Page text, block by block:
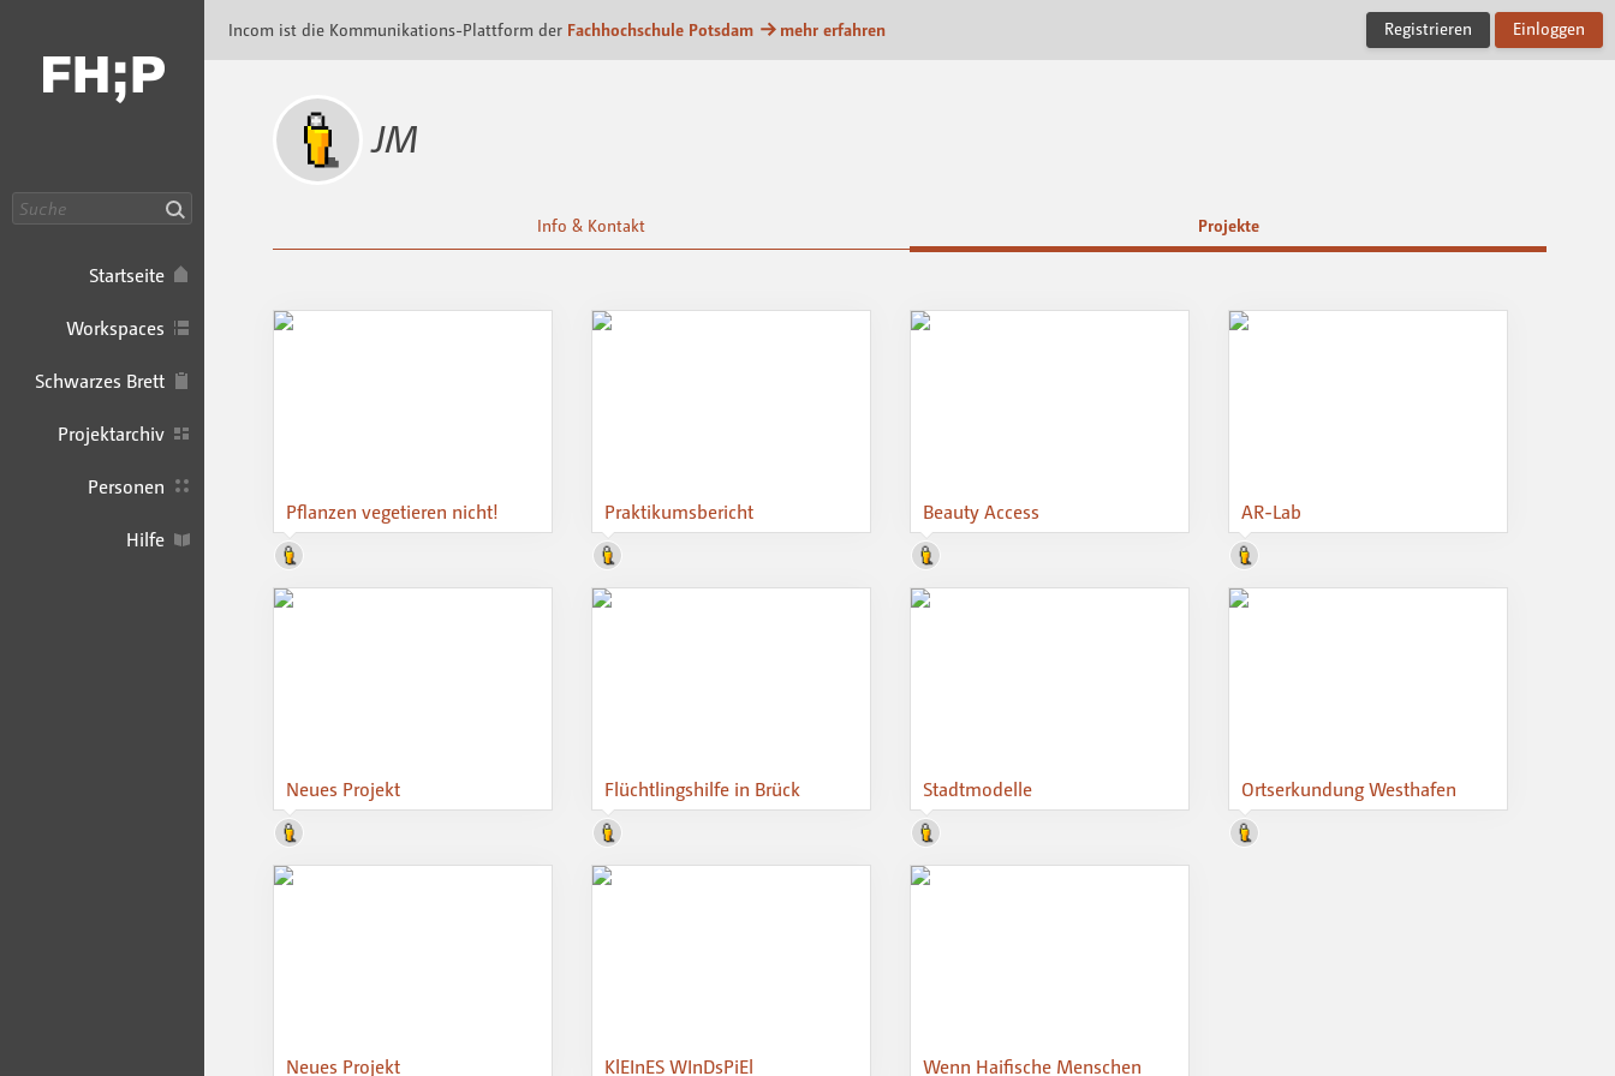
Startseite
Workspaces
Schwarzes Brett
Projektarchiv
Personen
Hilfe
Incom ist die Kommunikations-Plattform der Fachhochschule Potsdam mehr erfahren Registrieren Einloggen
JM
Info & Kontakt Projekte
Pflanzen vegetieren nicht! Praktikumsbericht Beauty Access AR-Lab
Neues Projekt Flüchtlingshilfe in Brück Stadtmodelle Ortserkundung Westhafen
Neues Projekt KlEInES WInDsPiEl Wenn Haifische Menschen